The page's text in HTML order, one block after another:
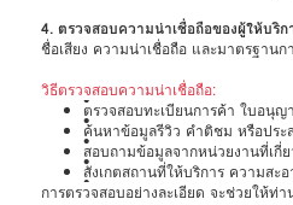
4. ตรวจสอบความน่าเชื่อถือของผู้ให้บ
ชื่อเสียง ความน่าเชื่อถือ และมาตรฐาน
วิธีตรวจสอบความน่าเชื่อถือ:
•ตรวจสอบทะเบียนการค้า ใบอนุญ
•ค้นหาข้อมูลรีวิว คำติชม หรือประ
•สอบถามข้อมูลจากหน่วยงานที่เกี่
•สังเกตสถานที่ให้บริการ ความส
•
การตรวจสอบอย่างละเอียด จะช่วยให้